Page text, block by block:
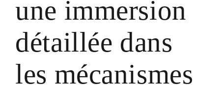
une immersion
détaillée dans
les mécanismes